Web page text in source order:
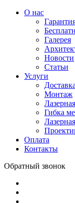
О нас
Галерея
Новости
Статьи
Услуги
Доставка
Монтаж
Гибка
Оплата
Контакты
Обратный звонок